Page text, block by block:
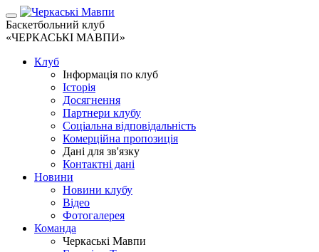
Баскетбольний клуб
«ЧЕРКАСЬКІ МАВПИ»
Клуб
Інформація по клуб
Історія
Досягнення
Партнери клубу
Соціальна відповідальність
Комерційна пропозиція
Дані для зв'язку
Контактні дані
Новини
Новини клубу
Відео
Фотогалерея
Команда
Черкаські Мавпи